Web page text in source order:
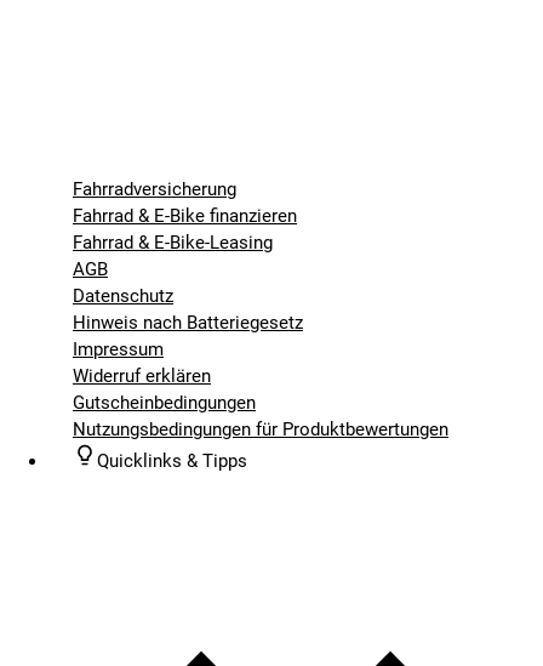
Fahrradversicherung
Fahrrad & E-Bike finanzieren
Fahrrad & E-Bike-Leasing
AGB
Datenschutz
Hinweis nach Batteriegesetz
Impressum
Widerruf erklären
Gutscheinbedingungen
Nutzungsbedingungen für Produktbewertungen
Quicklinks & Tipps